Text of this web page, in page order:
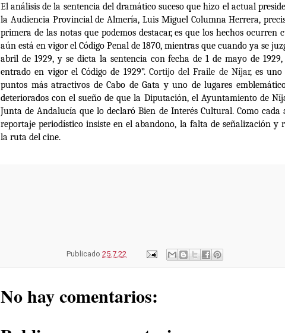
Elanálisis de la sentencia del dramático suceso que hizo el actual
la Audiencia Provincial de Almería, Luis Miguel Columna Herrera,
primera de las notas que podemos destacar, es que los hechos ocurren
aún está en vigor el Código Penal de 1870, mientras que cuando ya se
abril de 1929, y se dicta la sentencia con fecha de 1 de mayo de
entrado en vigor el Código de 1929”. Cortijo del Fraile de Níjar,es uno
puntos más atractivos de Cabo de Gata y uno de lugares
deteriorados con el sueño de que la Diputación, el Ayuntamiento de
Junta de Andalucía que lo declaró Bien de Interés Cultural. Como cada
reportaje periodístico insiste en el abandono, la falta de señalización y
la ruta del cine.
Publicado 25.7.22
No hay comentarios: